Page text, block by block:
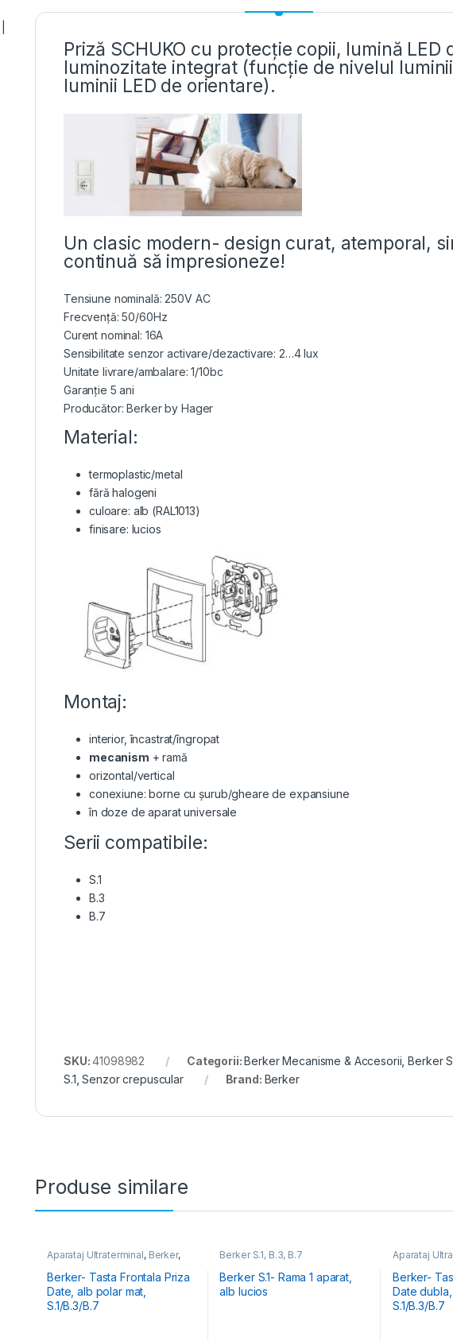
Priză SCHUKO cu protecție copii, lumină LED
luminozitate integrat (funcție de nivelul
luminii LED de orientare).
Un clasic modern- design curat, atemporal,
continuă să impresioneze!
Tensiune nominală: 250V AC
Frecvență: 50/60Hz
Curent nominal: 16A
Sensibilitate senzor activare/dezactivare: 2…4 lux
Unitate livrare/ambalare: 1/10bc
Garanție 5 ani
Producător: Berker by Hager
Material:
termoplastic/metal
fără halogeni
culoare: alb (RAL1013)
finisare: lucios
Montaj:
interior, încastrat/îngropat
mecanism + ramă
orizontal/vertical
conexiune: borne cu șurub/gheare de expansiune
în doze de aparat universale
Serii compatibile:
S.1
B.3
B.7
SKU:41098982 Categorii:Berker Mecanisme & Accesorii,Berker
S.1,Senzor crepuscular Brand: Berker
Produse similare
Aparataj Ultraterminal, Berker,
Berker S.1, B.3, B.7
Berker- Tasta Frontala Priza
Date, alb polar mat,
S.1/B.3/B.7
Berker S.1, B.3, B.7
Berker S.1- Rama 1 aparat,
alb lucios
Aparataj
Berker S.1,
Berker-
Date
S.1/B.3/B.7